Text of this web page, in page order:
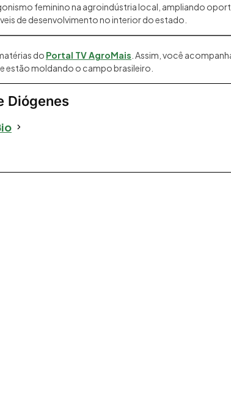
feminino na agroindústria local, ampliando
de desenvolvimento no interior do estado.
do Portal TV AgroMais . Assim, você
estão moldando o campo brasileiro.
Diógenes